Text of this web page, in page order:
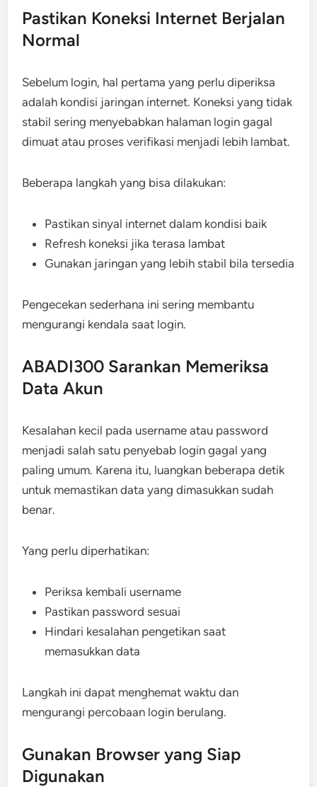
Pastikan Koneksi Internet Berjalan
Normal
Sebelum login, hal pertama yang perlu diperiksa
adalah kondisi jaringan internet. Koneksi yang tidak
stabil sering menyebabkan halaman login gagal
dimuat atau proses verifikasi menjadi lebih lambat.
Beberapa langkah yang bisa dilakukan:
Pastikan sinyal internet dalam kondisi baik
Refresh koneksi jika terasa lambat
Gunakan jaringan yang lebih stabil bila tersedia
Pengecekan sederhana ini sering membantu
mengurangi kendala saat login.
ABADI300 Sarankan Memeriksa
Data Akun
Kesalahan kecil pada username atau password
menjadi salah satu penyebab login gagal yang
paling umum. Karena itu, luangkan beberapa detik
untuk memastikan data yang dimasukkan sudah
benar.
Yang perlu diperhatikan:
Periksa kembali username
Pastikan password sesuai
Hindari kesalahan pengetikan saat
memasukkan data
Langkah ini dapat menghemat waktu dan
mengurangi percobaan login berulang.
Gunakan Browser yang Siap
Digunakan